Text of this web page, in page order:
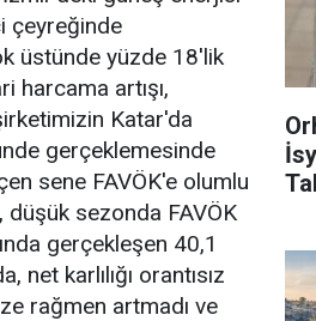
çeyreğinde
üstünde yüzde 18'lik
harcama artışı,
Katar'da
gerçeklemesinde
sene FAVÖK'e olumlu
sezonda FAVÖK
gerçekleşen 40,1
karlılığı orantısız
rağmen artmadı ve